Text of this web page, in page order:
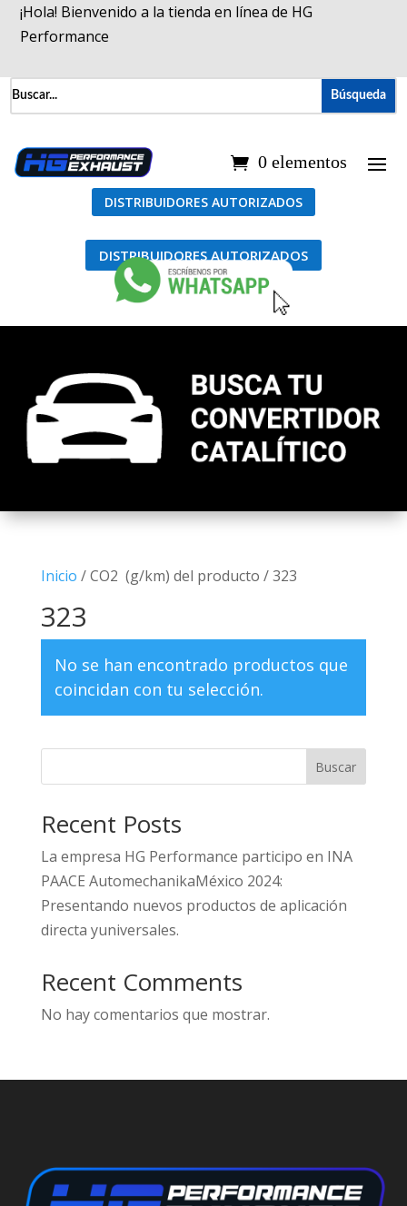
¡Hola! Bienvenido a la tienda en línea de HG
Performance
0 elementos
DISTRIBUIDORES AUTORIZADOS
DISTRIBUIDORES AUTORIZADOS
Inicio / CO2 (g/km) del producto / 323
323
No se han encontrado productos que
coincidan con tu selección.
Buscar
Recent Posts
La empresa HG Performance participo en INA
PAACE AutomechanikaMéxico 2024:
Presentando nuevos productos de aplicación
directa yuniversales.
Recent Comments
No hay comentarios que mostrar.